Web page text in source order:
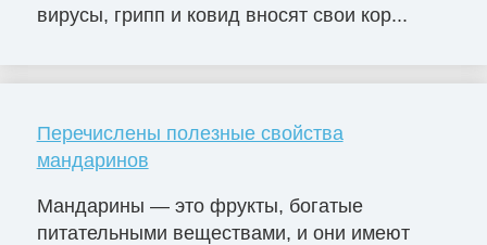
вирусы, грипп и ковид вносят свои кор...
Перечислены полезные свойства
мандаринов
Мандарины — это фрукты, богатые
питательными веществами, и они имеют